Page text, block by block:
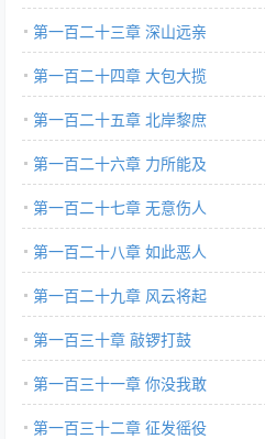
第一百二十三章 深山远亲
第一百二十四章 大包大揽
第一百二十五章 北岸黎庶
第一百二十六章 力所能及
第一百二十七章 无意伤人
第一百二十八章 如此恶人
第一百二十九章 风云将起
第一百三十章 敲锣打鼓
第一百三十一章 你没我敢
第一百三十二章 征发徭役